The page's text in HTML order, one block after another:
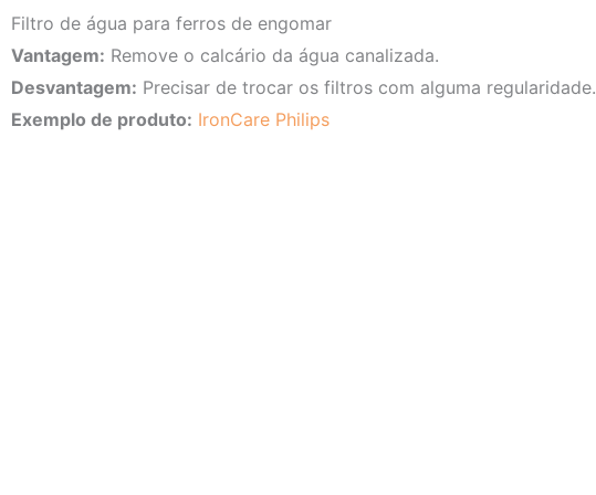
Filtro de água para ferros de engomar
Vantagem: Remove o calcário da água canalizada.
Desvantagem: Precisar de trocar os filtros com alguma regularidade.
Exemplo de produto: IronCare Philips